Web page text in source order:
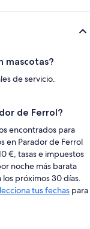
mascotas?
de servicio.
de Ferrol?
encontrados para
en Parador de Ferrol
€, tasas e impuestos
noche más barata
próximos 30 días.
tus fechas para